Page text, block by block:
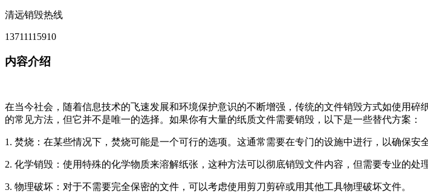
清远销毁热线
13711115910
内容介绍
在当今社会，随着信息技术的飞速发展和环境保护意识的不断增强，传统的文件销毁方式如使用
的常见方法，但它并不是唯一的选择。如果你有大量的纸质文件需要销毁，以下是一些替代方案：
1. 焚烧：在某些情况下，焚烧可能是一个可行的选项。这通常需要在专门的设施中进行，以确保安
2. 化学销毁：使用特殊的化学物质来溶解纸张，这种方法可以彻底销毁文件内容，但需要专业的处
3. 物理破坏：对于不需要完全保密的文件，可以考虑使用剪刀剪碎或用其他工具物理破坏文件。